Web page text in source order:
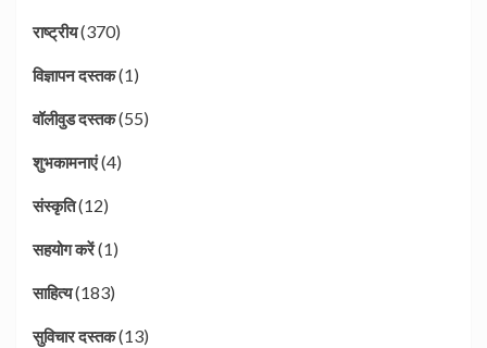
राष्ट्रीय(370)
विज्ञापन दस्तक(1)
वॉलीवुड दस्तक(55)
शुभकामनाएं(4)
संस्कृति(12)
सहयोग करें(1)
साहित्य(183)
सुविचार दस्तक(13)